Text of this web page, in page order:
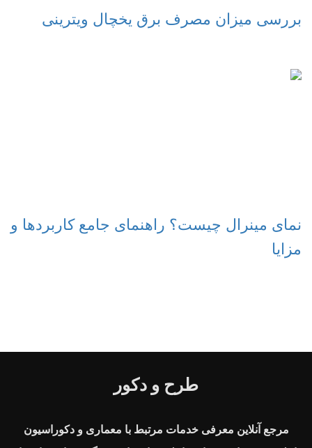
بررسی میزان مصرف برق یخچال ویترینی
نمای مینرال چیست؟ راهنمای جامع کاربردها و
مزایا
طرح و دکور
مرجع آنلاین معرفی خدمات مرتبط با معماری و دکوراسیون